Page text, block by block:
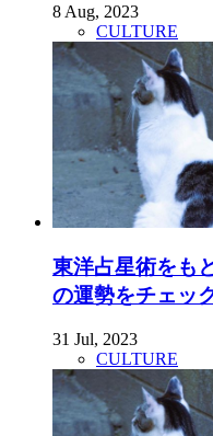
8 Aug, 2023
CULTURE
東洋占星術をも
の運勢をチェッ
31 Jul, 2023
CULTURE